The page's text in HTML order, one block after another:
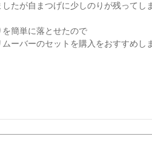
たが自まつげに少しのりが残ってし
簡単に落とせたので
ーバーのセットを購入をおすすめし